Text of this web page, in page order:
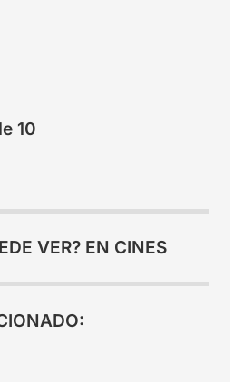
10
VER? EN CINES